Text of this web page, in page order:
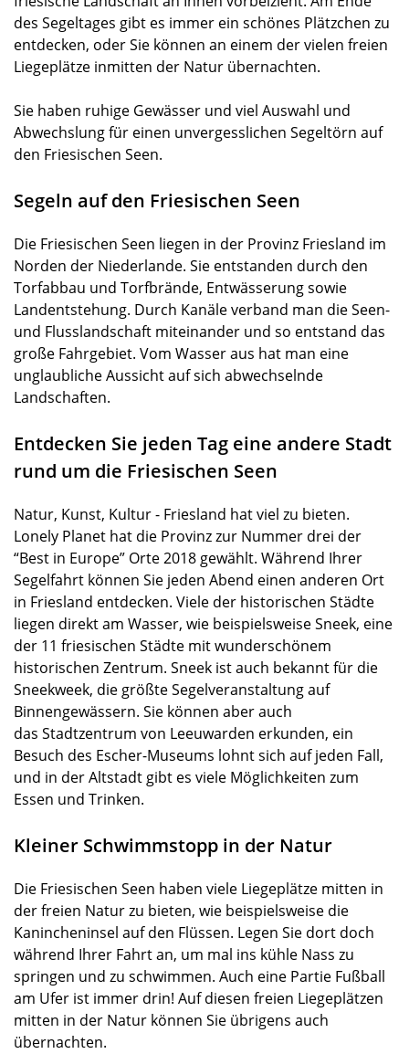
des Segeltages gibt es immer ein schönes Plätzchen zu
entdecken, oder Sie können an einem der vielen freien
Liegeplätze inmitten der Natur übernachten.
Sie haben ruhige Gewässer und viel Auswahl und
Abwechslung für einen unvergesslichen Segeltörn auf
den Friesischen Seen.
Segeln auf den Friesischen Seen
Die Friesischen Seen liegen in der Provinz Friesland im
Norden der Niederlande. Sie entstanden durch den
Torfabbau und Torfbrände, Entwässerung sowie
Landentstehung. Durch Kanäle verband man die Seen-
und Flusslandschaft miteinander und so entstand das
große Fahrgebiet. Vom Wasser aus hat man eine
unglaubliche Aussicht auf sich abwechselnde
Landschaften.
Entdecken Sie jeden Tag eine andere Stadt
rund um die Friesischen Seen
Natur, Kunst, Kultur - Friesland hat viel zu bieten.
Lonely Planet hat die Provinz zur Nummer drei der
“Best in Europe” Orte 2018 gewählt. Während Ihrer
Segelfahrt können Sie jeden Abend einen anderen Ort
in Friesland entdecken. Viele der historischen Städte
liegen direkt am Wasser, wie beispielsweise Sneek, eine
der 11 friesischen Städte mit wunderschönem
historischen Zentrum. Sneek ist auch bekannt für die
Sneekweek, die größte Segelveranstaltung auf
Binnengewässern. Sie können aber auch
das Stadtzentrum von Leeuwarden erkunden, ein
Besuch des Escher-Museums lohnt sich auf jeden Fall,
und in der Altstadt gibt es viele Möglichkeiten zum
Essen und Trinken.
Kleiner Schwimmstopp in der Natur
Die Friesischen Seen haben viele Liegeplätze mitten in
der freien Natur zu bieten, wie beispielsweise die
Kanincheninsel auf den Flüssen. Legen Sie dort doch
während Ihrer Fahrt an, um mal ins kühle Nass zu
springen und zu schwimmen. Auch eine Partie Fußball
am Ufer ist immer drin! Auf diesen freien Liegeplätzen
mitten in der Natur können Sie übrigens auch
übernachten.